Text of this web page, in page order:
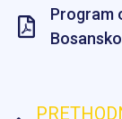
Program